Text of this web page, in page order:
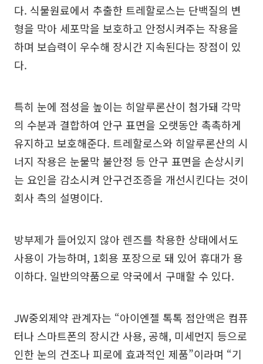
다. 식물원료에서 추출한 트레할로스는 단백질의 변
형을 막아 세포막을 보호하고 안정시켜주는 작용을
하며 보습력이 우수해 장시간 지속된다는 장점이 있
다.
특히 눈에 점성을 높이는 히알루론산이 첨가돼 각막
의 수분과 결합하여 안구 표면을 오랫동안 촉촉하게
유지하고 보호해준다. 트레할로스와 히알루론산의 시
너지 작용은 눈물막 불안정 등 안구 표면을 손상시키
는 요인을 감소시켜 안구건조증을 개선시킨다는 것이
회사 측의 설명이다.
방부제가 들어있지 않아 렌즈를 착용한 상태에서도
사용이 가능하며, 1회용 포장으로 돼 있어 휴대가 용
이하다. 일반의약품으로 약국에서 구매할 수 있다.
JW중외제약 관계자는 “아이엔젤 톡톡 점안액은 컴퓨
터나 스마트폰의 장시간 사용, 공해, 미세먼지 등으로
인한 눈의 건조나 피로에 효과적인 제품”이라며 “기